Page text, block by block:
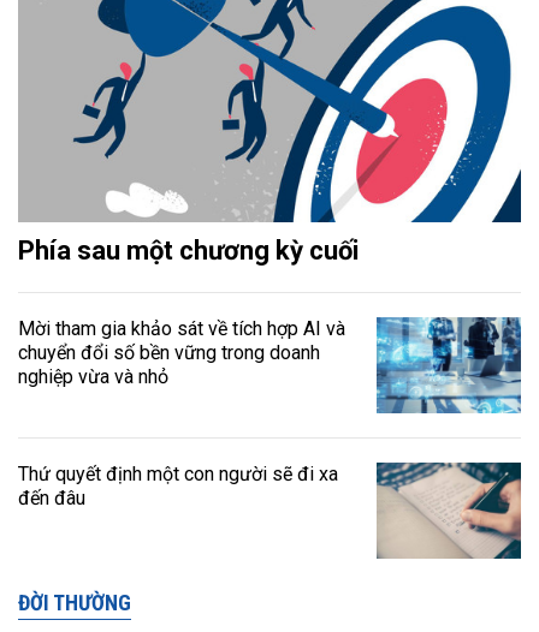
Phía sau một chương kỳ cuối
Mời tham gia khảo sát về tích hợp AI và
chuyển đổi số bền vững trong doanh
nghiệp vừa và nhỏ
Thứ quyết định một con người sẽ đi xa
đến đâu
ĐỜI THƯỜNG